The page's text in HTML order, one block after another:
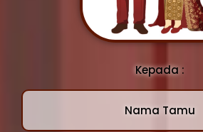
Kepada :
Nama Tamu